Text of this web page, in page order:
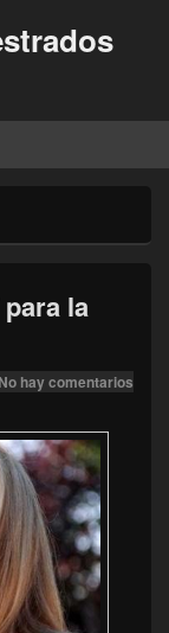
la
No hay comentarios